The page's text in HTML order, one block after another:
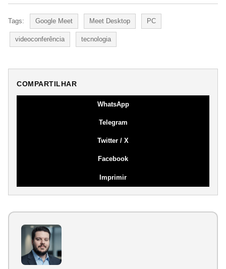
Tags: Google Meet Meet Desktop PC
videoconferência tecnologia
COMPARTILHAR
WhatsApp
Telegram
Twitter / X
Facebook
Imprimir